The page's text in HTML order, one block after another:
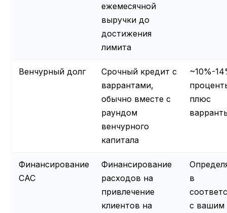
ежемесячной
выручки до
достижения
лимита
Венчурный долг
Срочный кредит с
варрантами,
обычно вместе с
раундом
венчурного
капитала
~10%-
плюс
Финансирование
CAC
Финансирование
расходов на
привлечение
клиентов на
в
с вашим